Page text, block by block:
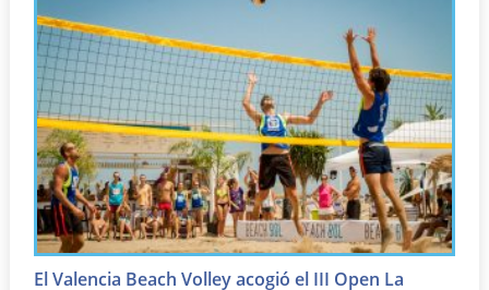
El Valencia Beach Volley acogió el III Open La